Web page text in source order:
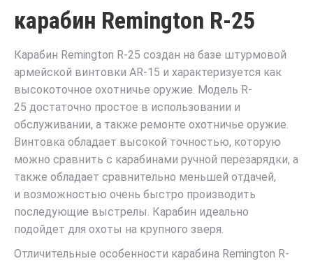
карабин Remington R-25
Карабин Remington R-25 создан на базе штурмовой
армейской винтовки AR-15 и характеризуется как
высокоточное охотничье оружие. Модель R-
25 достаточно простое в использовании и
обслуживании, а также ремонте охотничье оружие.
Винтовка обладает высокой точностью, которую
можно сравнить с карабинами ручной перезарядки, а
также обладает сравнительно меньшей отдачей,
и возможностью очень быстро производить
последующие выстрелы. Карабин идеально
подойдет для охоты на крупного зверя.
Отличительные особенности карабина Remington R-